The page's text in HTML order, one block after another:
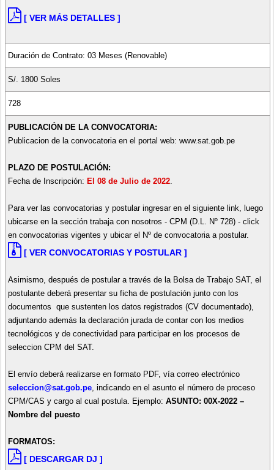
[ VER MÁS DETALLES ]
Duración de Contrato: 03 Meses (Renovable)
S/. 1800 Soles
728
PUBLICACIÓN DE LA CONVOCATORIA:
Publicacion de la convocatoria en el portal web: www.sat.gob.pe
PLAZO DE POSTULACIÓN:
Fecha de Inscripción: El 08 de Julio de 2022.
Para ver las convocatorias y postular ingresar en el siguiente link, luego
ubicarse en la sección trabaja con nosotros - CPM (D.L. Nº 728) - click
en convocatorias vigentes y ubicar el Nº de convocatoria a postular.
[ VER CONVOCATORIAS Y POSTULAR ]
Asimismo, después de postular a través de la Bolsa de Trabajo SAT, el
postulante deberá presentar su ficha de postulación junto con los
documentos que sustenten los datos registrados (CV documentado),
adjuntando además la declaración jurada de contar con los medios
tecnológicos y de conectividad para participar en los procesos de
seleccion CPM del SAT.
El envío deberá realizarse en formato PDF, vía correo electrónico
seleccion@sat.gob.pe, indicando en el asunto el número de proceso
CPM/CAS y cargo al cual postula. Ejemplo: ASUNTO: 00X-2022 –
Nombre del puesto
FORMATOS:
[ DESCARGAR DJ ]